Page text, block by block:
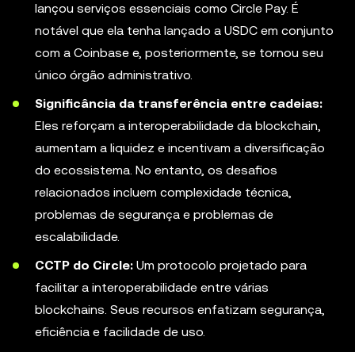
lançou serviços essenciais como Circle Pay. É
notável que ela tenha lançado a USDC em conjunto
com a Coinbase e, posteriormente, se tornou seu
único órgão administrativo.
Significância da transferência entre cadeias:
Eles reforçam a interoperabilidade da blockchain,
aumentam a liquidez e incentivam a diversificação
do ecossistema. No entanto, os desafios
relacionados incluem complexidade técnica,
problemas de segurança e problemas de
escalabilidade.
CCTP do Circle: Um protocolo projetado para
facilitar a interoperabilidade entre várias
blockchains. Seus recursos enfatizam segurança,
eficiência e facilidade de uso.